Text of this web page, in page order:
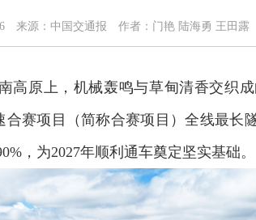
来源：中国交通报 作者：门艳 陆海勇 王田露
高原上，机械轰鸣与草甸清香交织
合赛项目（简称合赛项目）全线最
，为2027年顺利通车奠定坚实基础。